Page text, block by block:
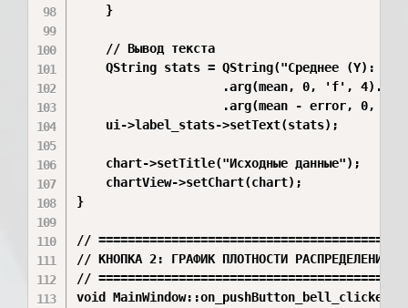
    }
    // Вывод текста
QString stats = QString("Среднее (Y):
.arg(mean, 0, 'f',
.arg(mean - error, 0,
    ui->label_stats->setText(stats);
    chart->setTitle("Исходные данные");
    chartView->setChart(chart);
}
//
// КНОПКА 2: ГРАФИК ПЛОТНОСТИ РАСПРЕДЕЛЕНИЯ
//
void MainWindow::on_pushButton_bell_clicked()